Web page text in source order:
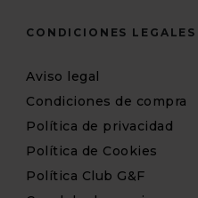
CONDICIONES LEGALES
Aviso legal
Condiciones de compra
Política de privacidad
Política de Cookies
Política Club G&F